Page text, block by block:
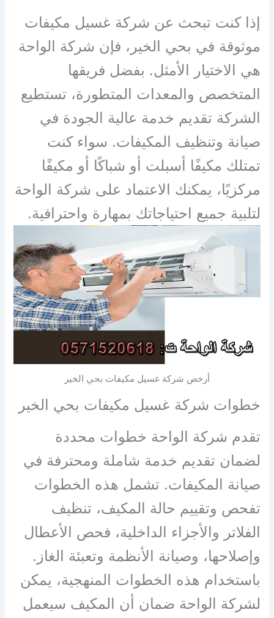
إذا كنت تبحث عن شركة غسيل مكيفات
موثوقة في بحي الخير، فإن شركة الواحة
هي الاختيار الأمثل. بفضل فريقها
المتخصص والمعدات المتطورة، تستطيع
الشركة تقديم خدمة عالية الجودة في
صيانة وتنظيف المكيفات. سواء كنت
تمتلك مكيفًا أسبلت أو شباكًا أو مكيفًا
مركزيًا، يمكنك الاعتماد على شركة الواحة
لتلبية جميع احتياجاتك بمهارة واحترافية.
أرخص شركة غسيل مكيفات بحي الخير
خطوات شركة غسيل مكيفات بحي الخير
تقدم شركة الواحة خطوات محددة
لضمان تقديم خدمة شاملة ومحترفة في
صيانة المكيفات. تشمل هذه الخطوات
تفحص وتقييم حالة المكيف، تنظيف
الفلاتر والأجزاء الداخلية، فحص الأعطال
وإصلاحها، وصيانة الأنظمة وتعبئة الغاز.
باستخدام هذه الخطوات المنهجية، يمكن
لشركة الواحة ضمان أن المكيف سيعمل